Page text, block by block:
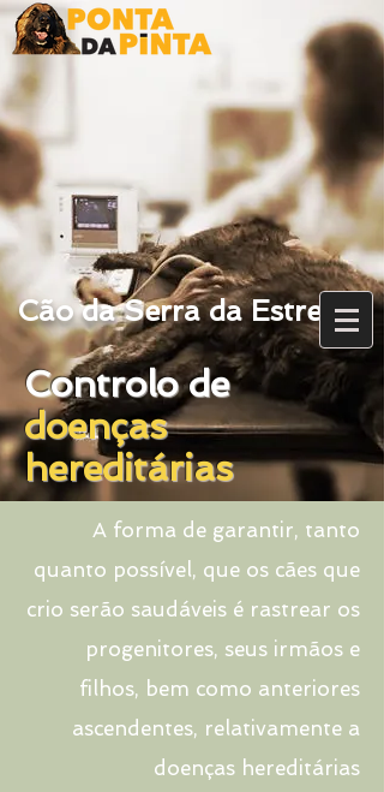
Cão da Serra da Estrela
Controlo de
doenças
hereditárias
A forma de garantir, tanto
quanto possível, que os cães que
crio serão saudáveis é rastrear os
progenitores, seus irmãos e
filhos, bem como anteriores
ascendentes, relativamente a
doenças hereditárias